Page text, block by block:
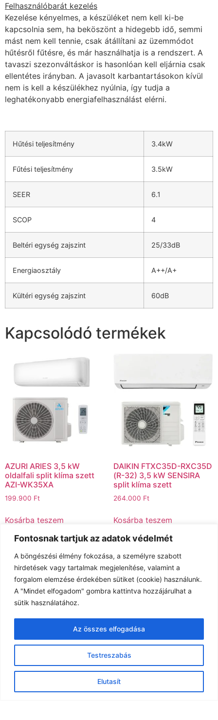
Fontosnak tartjuk az adatok védelmét
A böngészési élmény fokozása, a személyre szabott
hirdetések vagy tartalmak megjelenítése, valamint a
forgalom elemzése érdekében sütiket (cookie) használunk.
A "Mindet elfogadom" gombra kattintva hozzájárulhat a
sütik használatához.
Testreszabás
Elutasít
Az összes elfogadása
Felhasználóbarát kezelés
Kezelése kényelmes, a készüléket nem kell ki-be
kapcsolnia sem, ha beköszönt a hidegebb idő, semmi
mást nem kell tennie, csak átállítani az üzemmódot
hűtésről fűtésre, és már használhatja is a rendszert. A
tavaszi szezonváltáskor is hasonlóan kell eljárnia csak
ellentétes irányban. A javasolt karbantartásokon kívül
nem is kell a készülékhez nyúlnia, így tudja a
leghatékonyabb energiafelhasználást elérni.
Hűtési teljesítmény 3.4kW
Fűtési teljesítmény 3.5kW
SEER 6.1
SCOP 4
Beltéri egység zajszint 25/33dB
Energiaosztály A++/A+
Kültéri egység zajszint 60dB
Kapcsolódó termékek
AZURI ARIES 3,5 kW
oldalfali split klíma szett
AZI-WK35XA
199.900 Ft
Kosárba teszem
DAIKIN FTXC35D-RXC35D
(R-32) 3,5 kW SENSIRA
split klíma szett
264.000 Ft
Kosárba teszem
GREE PULSE INVERTER
4,6 KW KLÍMA SZETT
Hisense Energy Pro X
QH35XV4A oldalfali split
klíma szett 3,5 kW (Fehér)